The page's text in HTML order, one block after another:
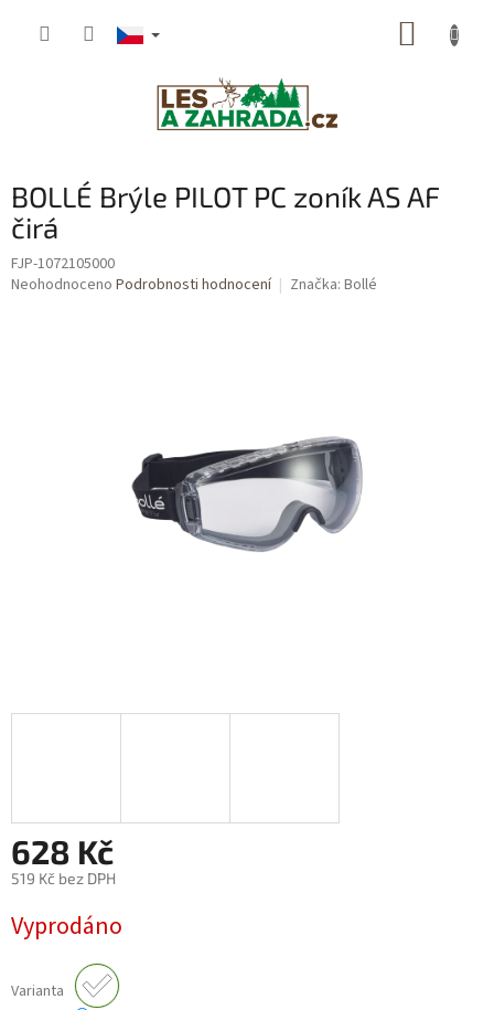
BOLLÉ Brýle PILOT PC zoník AS AF
čirá
FJP-1072105000
Průměrné
Neohodnoceno Podrobnosti hodnocení Značka: Bollé
628 Kč
519 Kč bez DPH
cena:
Vyprodáno
Varianta